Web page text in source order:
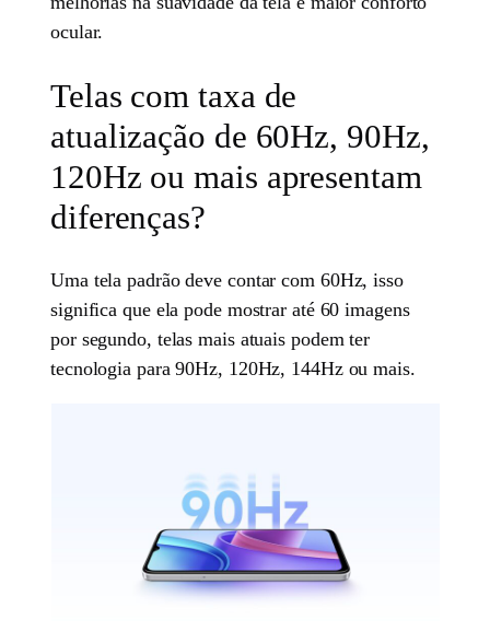
ocular.
Telas com taxa de
atualização de 60Hz, 90Hz,
120Hz ou mais apresentam
diferenças?
Uma tela padrão deve contar com 60Hz, isso
significa que ela pode mostrar até 60 imagens
por segundo, telas mais atuais podem ter
tecnologia para 90Hz, 120Hz, 144Hz ou mais.